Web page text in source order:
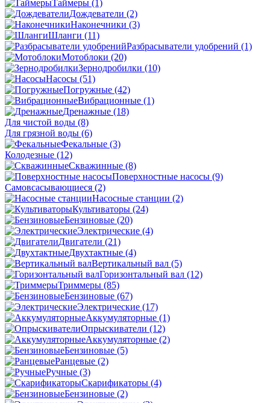
Таймеры (1)
Дождеватели (2)
Наконечники (3)
Шланги (11)
Разбрасыватели удобрений (1)
Мотоблоки (20)
Зернодробилки (10)
Насосы (51)
Погружные (42)
Вибрационные (1)
Дренажные (18)
Для чистой воды (8)
Для грязной воды (6)
Фекальные (3)
Колодезные (12)
Скважинные (8)
Поверхностные насосы (9)
Самовсасывающиеся (2)
Насосные станции (2)
Культиваторы (24)
Бензиновые (20)
Электрические (4)
Двигатели (21)
Двухтактные (4)
Вертикальный вал (5)
Горизонтальный вал (12)
Триммеры (85)
Бензиновые (67)
Электрические (17)
Аккумуляторные (1)
Опрыскиватели (12)
Аккумуляторные (2)
Бензиновые (5)
Ранцевые (2)
Ручные (3)
Скарификаторы (4)
Бензиновые (2)